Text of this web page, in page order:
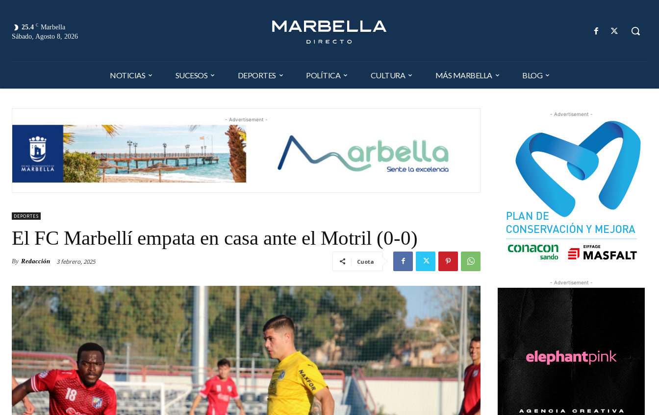
25.4 C Marbella
Sábado, Agosto 8, 2026
NOTICIAS SUCESOS DEPORTES POLÍTICA CULTURA MÁS MARBELLA BLOG
- Advertisement -
DEPORTES
El FC Marbellí empata en casa ante el Motril (0-0)
By Redacción 3 febrero, 2025 Cuota
- Advertisement -
- Advertisement -